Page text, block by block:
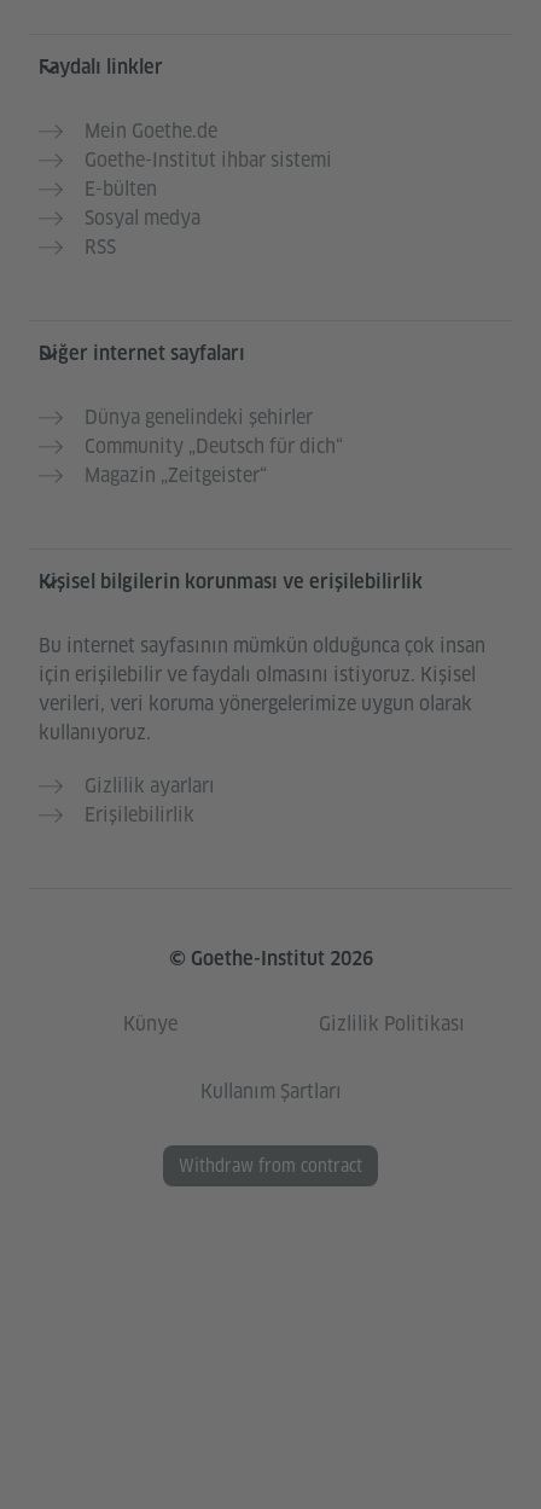
Faydalı linkler
Mein Goethe.de
Goethe-Institut ihbar sistemi
E-bülten
Sosyal medya
RSS
Diğer internet sayfaları
Dünya genelindeki şehirler
Community „Deutsch für dich“
Magazin „Zeitgeister“
Kişisel bilgilerin korunması ve erişilebilirlik
Bu internet sayfasının mümkün olduğunca çok insan
için erişilebilir ve faydalı olmasını istiyoruz. Kişisel
verileri, veri koruma yönergelerimize uygun olarak
kullanıyoruz.
Gizlilik ayarları
Erişilebilirlik
© Goethe-Institut 2026
Künye Gizlilik Politikası
Kullanım Şartları
Withdraw from contract